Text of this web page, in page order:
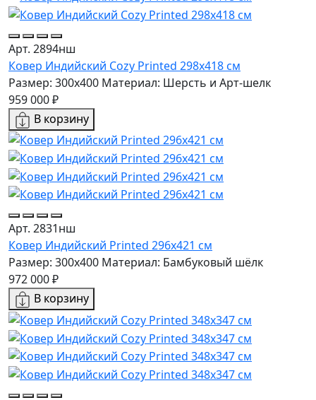
Арт. 2894нш
Ковер Индийский Cozy Printed 298x418 см
Размер: 300x400 Материал: Шерсть и Арт-шелк
959 000 ₽
В корзину
Арт. 2831нш
Ковер Индийский Printed 296x421 см
Размер: 300x400 Материал: Бамбуковый шёлк
972 000 ₽
В корзину